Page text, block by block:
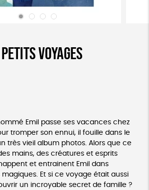
voyages
Emil passe ses vacances chez
tromper son ennui, il fouille dans le
très vieil album photos. Alors que ce
mains, des créatures et esprits
et entrainent Emil dans
Et si ce voyage était aussi
un incroyable secret de famille ?